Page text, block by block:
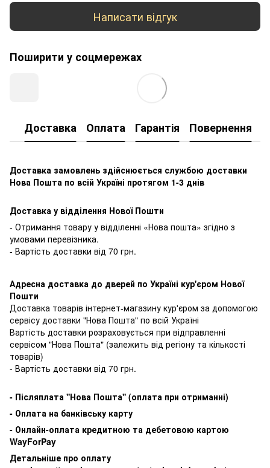
Написати відгук
Поширити у соцмережах
Доставка Оплата Гарантія Повернення
Доставка замовлень здійснюється службою доставки
Нова Пошта по всій Україні протягом 1-3 днів
Доставка у відділення Нової Пошти
- Отримання товару у відділенні «Нова пошта» згідно з
умовами перевізника.
- Вартість доставки від 70 грн.
Адресна доставка до дверей по Україні кур'єром Нової
Пошти
Доставка товарів інтернет-магазину кур'єром за допомогою
сервісу доставки "Нова Пошта" по всій Україні
Вартість доставки розраховується при відправленні
сервісом "Нова Пошта" (залежить від регіону та кількості
товарів)
- Вартість доставки від 70 грн.
- Післяплата ''Нова Пошта'' (оплата при отриманні)
- Оплата на банківську карту
- Онлайн-оплата кредитною та дебетовою картою
WayForPay
Детальніше про оплату